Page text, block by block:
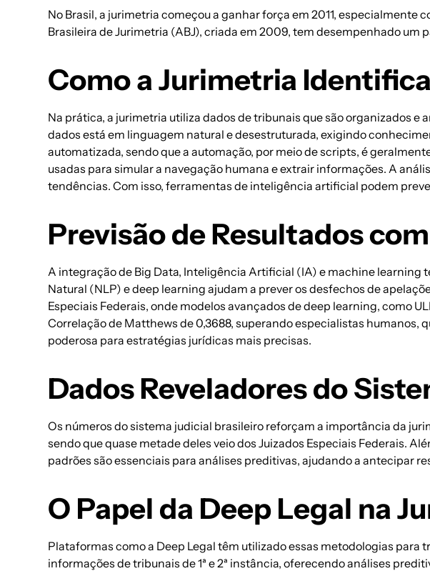
No Brasil, a jurimetria começou a ganhar força em 2011,
Brasileira de Jurimetria (ABJ), criada em 2009, tem desempenhado
Como a Jurimetria
Na prática, a jurimetria utiliza dados de tribunais que são organizados
dados está em linguagem natural e desestruturada, exigindo
automatizada, sendo que a automação, por meio de scripts, é
usadas para simular a navegação humana e extrair informações. A
tendências. Com isso, ferramentas de inteligência artificial podem
Previsão de Resultados
A integração de Big Data, Inteligência Artificial (IA) e machine
Natural (NLP) e deep learning ajudam a prever os desfechos de
Especiais Federais, onde modelos avançados de deep learning, como
Correlação de Matthews de 0,3688, superando especialistas humanos,
poderosa paraestratégias jurídicas mais precisas.
Dados Reveladores do
Os números do sistema judicial brasileiro reforçam a importância da
sendo que quase metade deles veio dos Juizados Especiais Federais.
padrões são essenciais paraanálises preditivas, ajudando a antecipar
O Papel da Deep Legal na
Plataformas como a Deep Legal têm utilizado essas metodologias para
informações de tribunais de 1ª e 2ª instância, oferecendo análises